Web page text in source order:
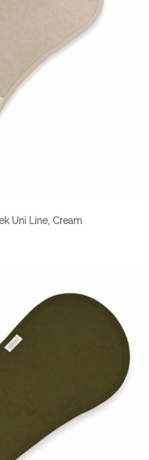
Uni Line, Cream